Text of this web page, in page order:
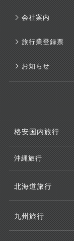
会社案内
旅行業登録票
お知らせ
格安国内旅行
沖縄旅行
北海道旅行
九州旅行